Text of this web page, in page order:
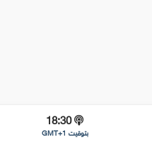
18:30
بتوقيت GMT+1